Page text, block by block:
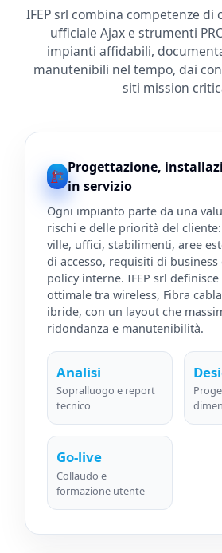
IFEP srl combina competenze di
ufficiale Ajax e strumenti
impianti affidabili,
manutenibili nel tempo, dai
siti mission
Progettazione,
in servizio
Ogni impianto parte da una
rischi e delle priorità del
ville, uffici, stabilimenti, aree
di accesso, requisiti di
policy interne. IFEP srl definisce
ottimale tra wireless, Fibra
ibride, con un layout che
ridondanza e manutenibilità.
Analisi
Sopralluogo e report
tecnico
Go-live
Collaudo e
formazione utente